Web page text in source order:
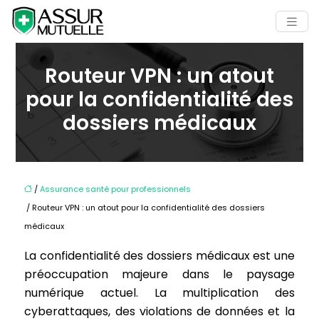
Routeur VPN : un atout
pour la confidentialité des
dossiers médicaux
/Assurance santé pour professionnels
/ Routeur VPN : un atout pour la confidentialité des dossiers
médicaux
La confidentialité des dossiers médicaux est une
préoccupation majeure dans le paysage
numérique actuel. La multiplication des
cyberattaques, des violations de données et la